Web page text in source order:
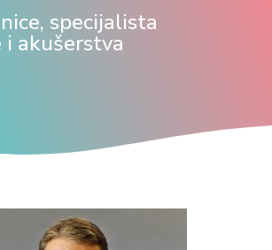
specijalista
akušerstva